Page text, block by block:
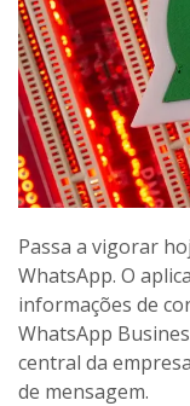
Passa a vigorar
WhatsApp. O
informações de
WhatsApp
central da
de mensagem.